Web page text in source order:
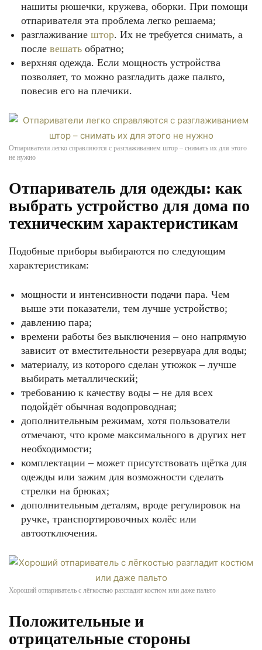
нашиты рюшечки, кружева, оборки. При помощи
отпаривателя эта проблема легко решаема;
разглаживание штор. Их не требуется снимать, а
после вешать обратно;
верхняя одежда. Если мощность устройства
позволяет, то можно разгладить даже пальто,
повесив его на плечики.
Отпариватели легко справляются с разглаживанием штор – снимать их для этого
не нужно
Отпариватель для одежды: как
выбрать устройство для дома по
техническим характеристикам
Подобные приборы выбираются по следующим
характеристикам:
мощности и интенсивности подачи пара. Чем
выше эти показатели, тем лучше устройство;
давлению пара;
времени работы без выключения – оно напрямую
зависит от вместительности резервуара для воды;
материалу, из которого сделан утюжок – лучше
выбирать металлический;
требованию к качеству воды – не для всех
подойдёт обычная водопроводная;
дополнительным режимам, хотя пользователи
отмечают, что кроме максимального в других нет
необходимости;
комплектации – может присутствовать щётка для
одежды или зажим для возможности сделать
стрелки на брюках;
дополнительным деталям, вроде регулировок на
ручке, транспортировочных колёс или
автоотключения.
Хороший отпариватель с лёгкостью разгладит костюм или даже пальто
Положительные и
отрицательные стороны